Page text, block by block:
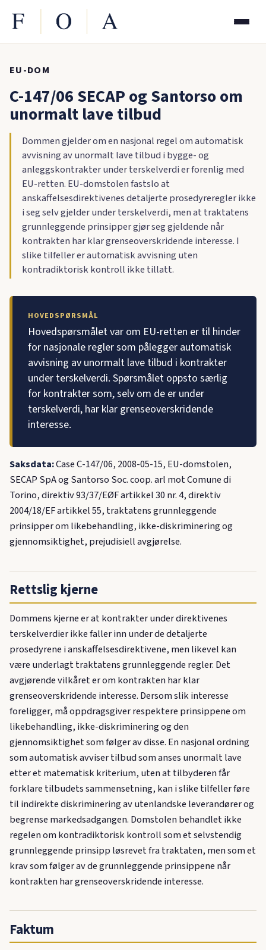
EU-DOM
C-147/06 SECAP og Santorso om
unormalt lave tilbud
Dommen gjelder om en nasjonal regel om automatisk
avvisning av unormalt lave tilbud i bygge- og
anleggskontrakter under terskelverdi er forenlig med
EU-retten. EU-domstolen fastslo at
anskaffelsesdirektivenes detaljerte prosedyreregler ikke
i seg selv gjelder under terskelverdi, men at traktatens
grunnleggende prinsipper gjør seg gjeldende når
kontrakten har klar grenseoverskridende interesse. I
slike tilfeller er automatisk avvisning uten
kontradiktorisk kontroll ikke tillatt.
HOVEDSPØRSMÅL
Hovedspørsmålet var om EU-retten er til hinder
for nasjonale regler som pålegger automatisk
avvisning av unormalt lave tilbud i kontrakter
under terskelverdi. Spørsmålet oppsto særlig
for kontrakter som, selv om de er under
terskelverdi, har klar grenseoverskridende
interesse.
Saksdata:Case C-147/06, 2008-05-15, EU-domstolen,
SECAP SpA og Santorso Soc. coop. arl mot Comune di
Torino, direktiv 93/37/EØF artikkel 30 nr. 4, direktiv
2004/18/EF artikkel 55, traktatens grunnleggende
prinsipper om likebehandling, ikke-diskriminering og
gjennomsiktighet, prejudisiell avgjørelse.
Rettslig kjerne
Dommens kjerne er at kontrakter under direktivenes
terskelverdier ikke faller inn under de detaljerte
prosedyrene i anskaffelsesdirektivene, men likevel kan
være underlagt traktatens grunnleggende regler. Det
avgjørende vilkåret er om kontrakten har klar
grenseoverskridende interesse. Dersom slik interesse
foreligger, må oppdragsgiver respektere prinsippene om
likebehandling, ikke-diskriminering og den
gjennomsiktighet som følger av disse. En nasjonal ordning
som automatisk avviser tilbud som anses unormalt lave
etter et matematisk kriterium, uten at tilbyderen får
forklare tilbudets sammensetning, kan i slike tilfeller føre
til indirekte diskriminering av utenlandske leverandører og
begrense markedsadgangen. Domstolen behandlet ikke
regelen om kontradiktorisk kontroll som et selvstendig
grunnleggende prinsipp løsrevet fra traktaten, men som et
krav som følger av de grunnleggende prinsippene når
kontrakten har grenseoverskridende interesse.
Faktum